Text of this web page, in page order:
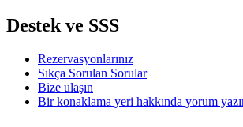
Destek ve SSS
Rezervasyonlarınız
Sıkça Sorulan Sorular
Bize ulaşın
Bir konaklama yeri hakkında yorum